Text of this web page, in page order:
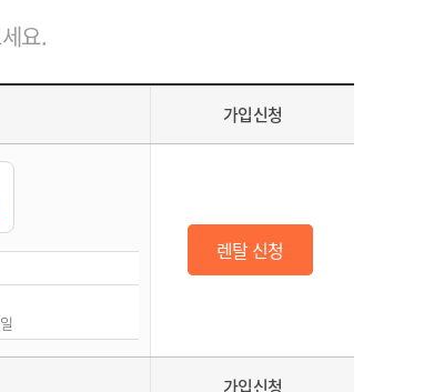
요.
가입신청
렌탈 신청
가입신청